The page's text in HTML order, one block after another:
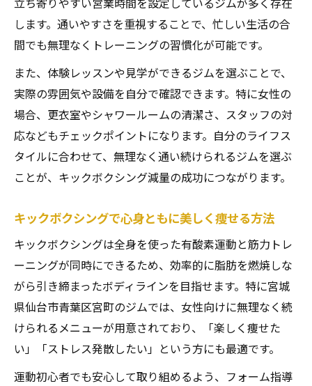
します。通いやすさを重視することで、忙しい生活の合
間でも無理なくトレーニングの習慣化が可能です。
また、体験レッスンや見学ができるジムを選ぶことで、
実際の雰囲気や設備を自分で確認できます。特に女性の
場合、更衣室やシャワールームの清潔さ、スタッフの対
応などもチェックポイントになります。自分のライフス
タイルに合わせて、無理なく通い続けられるジムを選ぶ
ことが、キックボクシング減量の成功につながります。
キックボクシングで心身ともに美しく痩せる方法
キックボクシングは全身を使った有酸素運動と筋力トレ
ーニングが同時にできるため、効率的に脂肪を燃焼しな
がら引き締まったボディラインを目指せます。特に宮城
県仙台市青葉区宮町のジムでは、女性向けに無理なく続
けられるメニューが用意されており、「楽しく痩せた
い」「ストレス発散したい」という方にも最適です。
運動初心者でも安心して取り組めるよう、フォーム指導